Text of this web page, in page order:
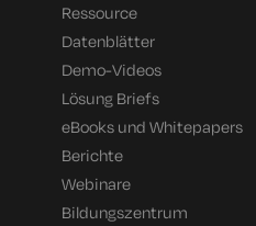
Ressource
Datenblätter
Demo-Videos
Lösung Briefs
eBooks und Whitepapers
Berichte
Webinare
Bildungszentrum